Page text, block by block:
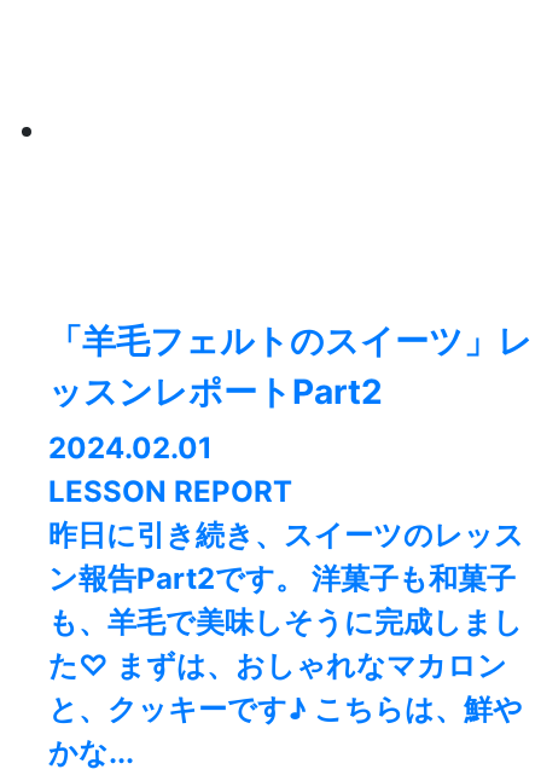
「羊毛フェルトのスイーツ」レ
ッスンレポートPart2
2024.02.01
LESSON REPORT
昨日に引き続き、スイーツのレッス
ン報告Part2です。 洋菓子も和菓子
も、羊毛で美味しそうに完成しまし
た♡ まずは、おしゃれなマカロン
と、クッキーです♪ こちらは、鮮や
かな...